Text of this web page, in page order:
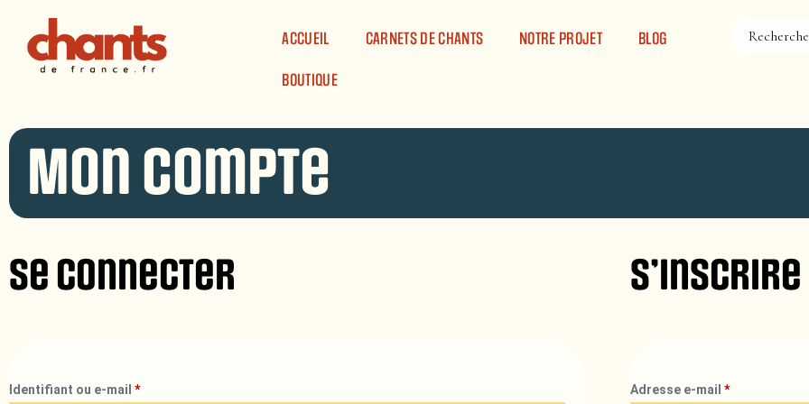
ACCUEIL
CARNETS DE CHANTS NOTRE PROJET BLOG
BOUTIQUE
Mon compte
Se connecter
Identifiant ou e-mail *
S’inscrire
Adresse e-mail*